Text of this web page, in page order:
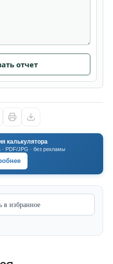
отчет
калькулятора
· PDF/JPG · без рекламы
в избранное